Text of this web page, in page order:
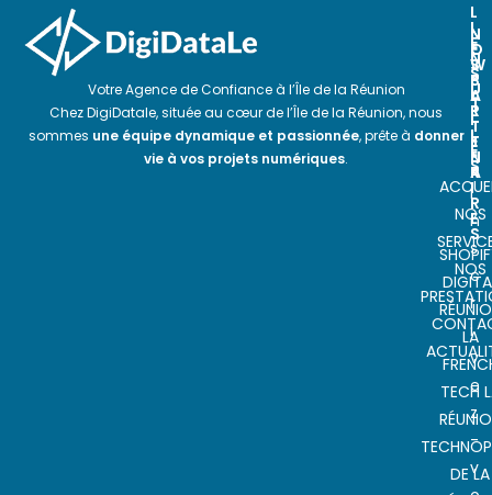
Votre Agence de Confiance à l’Île de la Réunion
Chez DigiDatale, située au cœur de l’Île de la Réunion, nous
sommes une équipe dynamique et passionnée, prête à donner
vie à vos projets numériques.
L
I
E
N
S
U
T
I
L
E
S
NOS
NOS
N
O
S
P
A
R
T
E
N
A
I
R
E
S
LA
TECH
DE LA
N
E
W
S
L
E
T
T
E
R
I
n
s
c
r
i
v
e
z
-
v